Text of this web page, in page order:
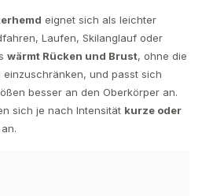
eignet sich als leichter
Laufen, Skilanglauf oder
wärmt Rücken und Brust, ohne die
und passt sich
besser an den Oberkörper an.
sich je nach Intensität kurze oder